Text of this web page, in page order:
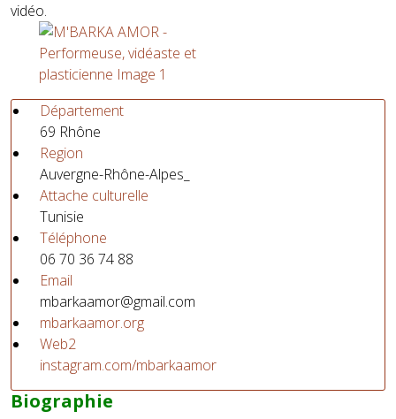
vidéo.
Département
69 Rhône
Region
Auvergne-Rhône-Alpes_
Attache culturelle
Tunisie
Téléphone
06 70 36 74 88
Email
mbarkaamor@gmail.com
mbarkaamor.org
Web2
instagram.com/mbarkaamor
Biographie